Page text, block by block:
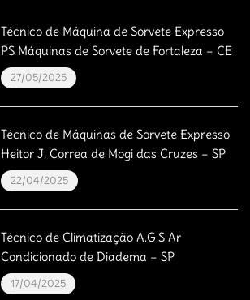
Técnico de Máquina de Sorvete Expresso
PS Máquinas de Sorvete de Fortaleza – CE
27/05/2025
Técnico de Máquinas de Sorvete Expresso
Heitor J. Correa de Mogi das Cruzes – SP
22/04/2025
Técnico de Climatização A.G.S Ar
Condicionado de Diadema – SP
17/04/2025